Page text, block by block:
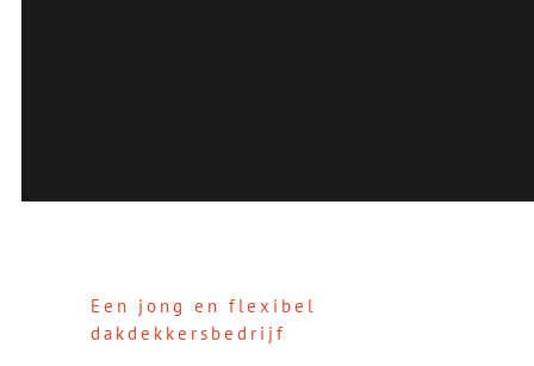
Een jong en flexibel
dakdekkersbedrijf